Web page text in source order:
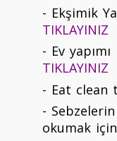
- Ekşimik
TIKLAYINIZ
- Ev
TIKLAYINIZ
- Eat clean
-
okumak için